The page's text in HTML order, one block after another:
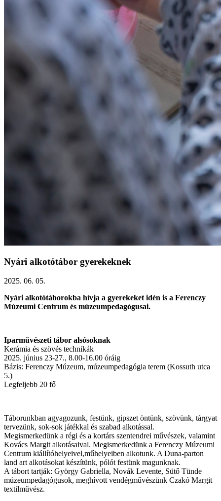
Nyári alkotótábor gyerekeknek
2025. 06. 05.
Nyári alkotótáborokba hívja a gyerekeket idén is a Ferenczy
Múzeumi Centrum és múzeumpedagógusai.
Iparművészeti tábor alsósoknak
Kerámia és szövés technikák
2025. június 23-27., 8.00-16.00 óráig
Bázis: Ferenczy Múzeum, múzeumpedagógia terem (Kossuth utca
5.)
Legfeljebb 20 fő
Táborunkban agyagozunk, festünk, gipszet öntünk, szövünk, tárgyat
tervezünk, sok-sok játékkal és szabad alkotással.
Megismerkedünk a régi és a kortárs szentendrei művészek, valamint
Kovács Margit alkotásaival. Megismerkedünk a Ferenczy Múzeumi
Centrum kiállítóhelyeivel,műhelyeiben alkotunk. A Duna-parton
land art alkotásokat készítünk, pólót festünk magunknak.
A tábort tartják: György Gabriella, Novák Levente, Sütő Tünde
múzeumpedagógusok, meghívott vendégművészünk Czakó Margit
textilművész.